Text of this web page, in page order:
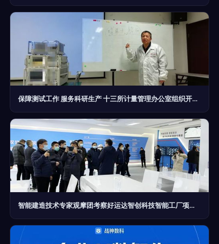
保障测试工作 服务科研生产 十三所计量管理办公室组织开展技术培训交流与信息技术咨询服务
智能建造技术专家观摩团考察好运达智创科技智能工厂项目，共探信息技术咨询服务新未来